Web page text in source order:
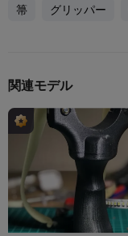
箒 グリッパー
関連モデル